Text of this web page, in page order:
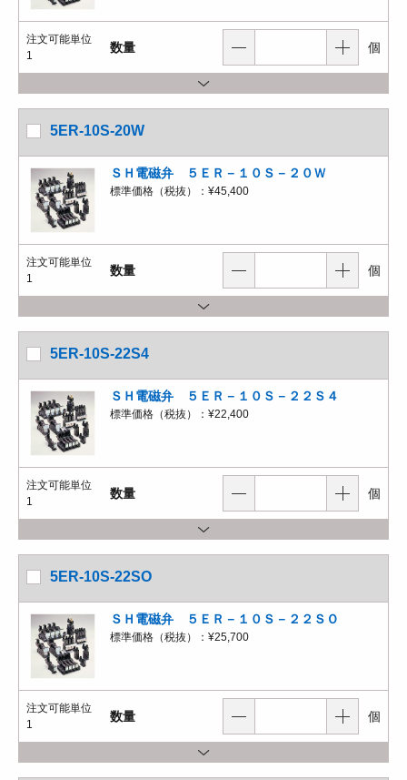
注文可能単位
1
数量 個
5ER-10S-20W
ＳＨ電磁弁 ５ＥＲ－１０Ｓ－２０Ｗ
標準価格（税抜）： ¥45,400
注文可能単位
1
数量 個
5ER-10S-22S4
ＳＨ電磁弁 ５ＥＲ－１０Ｓ－２２Ｓ４
標準価格（税抜）： ¥22,400
注文可能単位
1
数量 個
5ER-10S-22SO
ＳＨ電磁弁 ５ＥＲ－１０Ｓ－２２ＳＯ
標準価格（税抜）： ¥25,700
注文可能単位
1
数量 個